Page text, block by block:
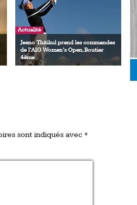
Actualité
Jeeno Thitikul prend les commandes
de l’AIG Women’s Open, Boutier
4ème
sont indiqués avec *